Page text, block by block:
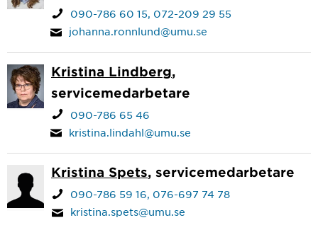
090-786 60 15 072-209 29 55
johanna.ronnlund@umu.se
Kristina Lindberg,
servicemedarbetare
090-786 65 46
kristina.lindahl@umu.se
Kristina Spets, servicemedarbetare
090-786 59 16 076-697 74 78
kristina.spets@umu.se